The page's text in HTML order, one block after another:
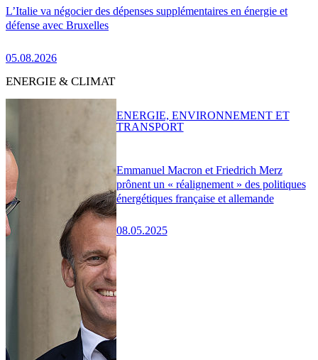
L’Italie va négocier des dépenses supplémentaires en énergie et
défense avec Bruxelles
05.08.2026
ENERGIE & CLIMAT
Emmanuel Macron et Friedrich Merz
prônent un « réalignement » des politiques
énergétiques française et allemande
08.05.2025
ENERGIE, ENVIRONNEMENT ET
TRANSPORT